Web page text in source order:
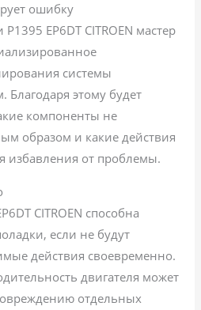
ошибку
EP6DT CITROEN мастер
системы
Благодаря этому будет
компоненты не
образом и какие действия
избавления от проблемы.
CITROEN способна
если не будут
действия своевременно.
двигателя может
отдельных